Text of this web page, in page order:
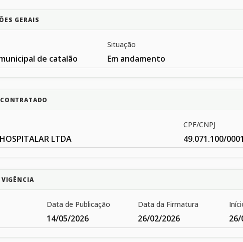
GERAIS
de catalão
Situação
Em andamento
LTDA
CPF/CNPJ
49.071.100/
VIGÊNCIA
Data de Publicação
14/05/2026
Data da Firmatura
26/02/2026